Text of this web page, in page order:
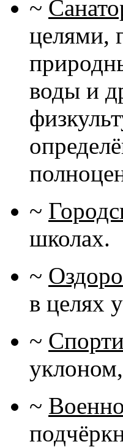
~
целями,
воды и
~
школах.
~
в целях
~
~